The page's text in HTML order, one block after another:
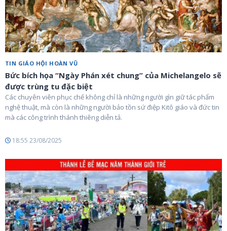
TIN GIÁO HỘI HOÀN VŨ
Bức bích họa “Ngày Phán xét chung” của Michelangelo sẽ
được trùng tu đặc biệt
Các chuyên viên phục chế không chỉ là những người gìn giữ tác phẩm
nghệ thuật, mà còn là những người bảo tồn sứ điệp Kitô giáo và đức tin
mà các công trình thánh thiêng diễn tả.
18:55 23/08/2025